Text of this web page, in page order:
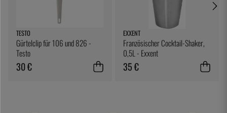
TESTO
Gürtelclip für 106 und 826 -
Testo
30 €
EXXENT
Französischer Cocktail-Shaker,
0,5L - Exxent
35 €